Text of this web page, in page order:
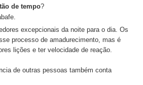
de tempo?
excepcionais da noite para o dia. Os
processo de amadurecimento, mas é
lições e ter velocidade de reação.
de outras pessoas também conta